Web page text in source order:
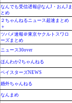
なんでも受信遅報@なんJ・おんJま
とめ
２ちゃんねるニュース超速まとめ
＋
ツバメ速報＠東京ヤクルトスワロ
ーズまとめ
ニュース30over
ほんわか2ちゃんねる
ベイスターズNEWS
婚外ちゃんねる
なんまめ